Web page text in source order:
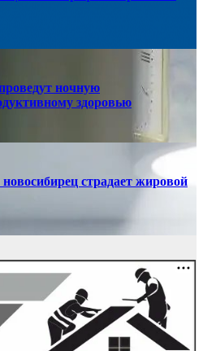
ночную
здоровью
страдает жировой